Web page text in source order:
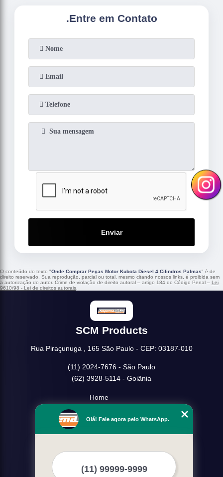
.Entre em Contato
Enviar
O conteúdo do texto "Onde Comprar Peças Motor Kubota Diesel 4 Cilindros Palmas" é de
direito reservado. Sua reprodução, parcial ou total, mesmo citando nossos links, é proibida sem
a autorização do autor. Crime de violação de direito autoral – artigo 184 do Código Penal – Lei
9610/98 - Lei de direitos autorais.
SCM Products
Rua Piraçunuga , 165 São Paulo - CEP: 03187-010
(11) 2024-7676 - São Paulo
(62) 3928-5114 - Goiânia
Home
Missão
Mais Serviços
Olá! Fale agora pelo WhatsApp.